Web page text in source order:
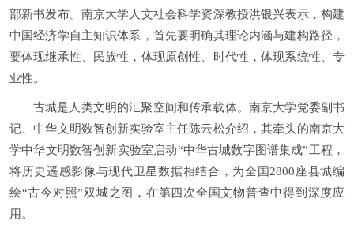
部新书发布。南京大学人文社会科学资深教授洪银兴表示，构建
中国经济学自主知识体系，首先要明确其理论内涵与建构路径，
要体现继承性、民族性，体现原创性、时代性，体现系统性、专
业性。
古城是人类文明的汇聚空间和传承载体。南京大学党委副书
记、中华文明数智创新实验室主任陈云松介绍，其牵头的南京大
学中华文明数智创新实验室启动“中华古城数字图谱集成”工程，
将历史遥感影像与现代卫星数据相结合，为全国2800座县城编
绘“古今对照”双城之图，在第四次全国文物普查中得到深度应
用。